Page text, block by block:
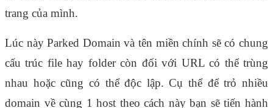
trang của mình.
Lúc này Parked Domain và tên miền chính sẽ có chung
cấu trúc file hay folder còn đối với URL có thể trùng
nhau hoặc cũng có thể độc lập. Cụ thể để trỏ nhiều
domain về cùng 1 host theo cách này bạn sẽ tiến hành